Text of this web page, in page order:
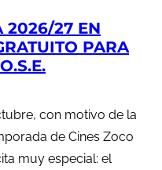
2026/27 EN
PARA
con motivo de la
de Cines Zoco
muy especial: el